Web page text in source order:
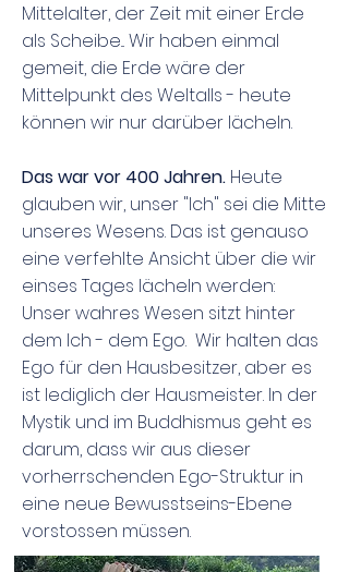
Mittelalter, der Zeit mit einer Erde
als Scheibe... Wir haben einmal
gemeit, die Erde wäre der
Mittelpunkt des Weltalls - heute
können wir nur darüber lächeln.
Das war vor 400 Jahren. Heute
glauben wir, unser "Ich" sei die Mitte
unseres Wesens. Das ist genauso
eine verfehlte Ansicht über die wir
einses Tages lächeln werden:
Unser wahres Wesen sitzt hinter
dem Ich - dem Ego. Wir halten das
Ego für den Hausbesitzer, aber es
ist lediglich der Hausmeister. In der
Mystik und im Buddhismus geht es
darum, dass wir aus dieser
vorherrschenden Ego-Struktur in
eine neue Bewusstseins-Ebene
vorstossen müssen.